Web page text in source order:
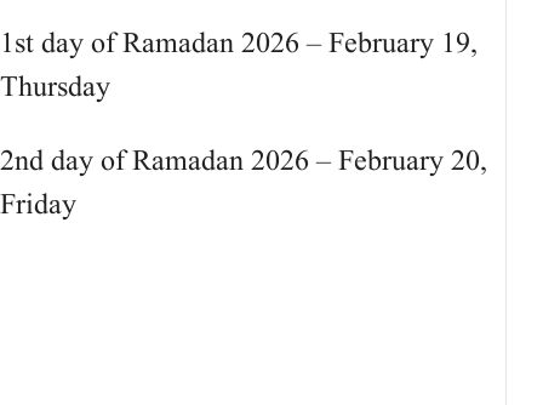
1st day of Ramadan 2026 – February 19,
Thursday
2nd day of Ramadan 2026 – February 20,
Friday